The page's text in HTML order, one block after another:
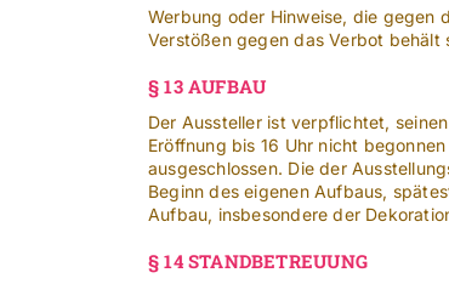
Werbung oder Hinweise, die gegen
Verstößen gegen das Verbot behält
§ 13 AUFBAU
Der Aussteller ist verpflichtet,
Eröffnung bis 16 Uhr nicht
ausgeschlossen. Die der
Beginn des eigenen Aufbaus,
Aufbau, insbesondere der
§ 14 STANDBETREUUNG